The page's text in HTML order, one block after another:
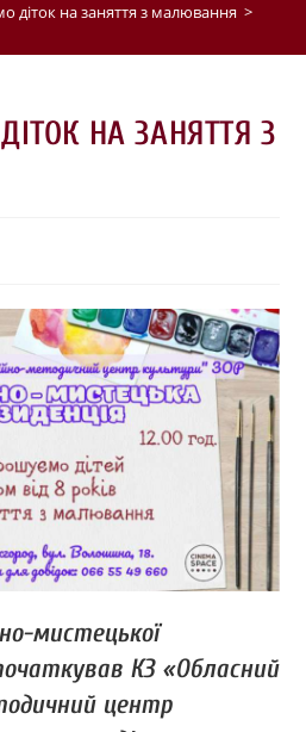
діток на заняття з малювання >
НА ЗАНЯТТЯ З
мистецької
КЗ «Обласний
центр